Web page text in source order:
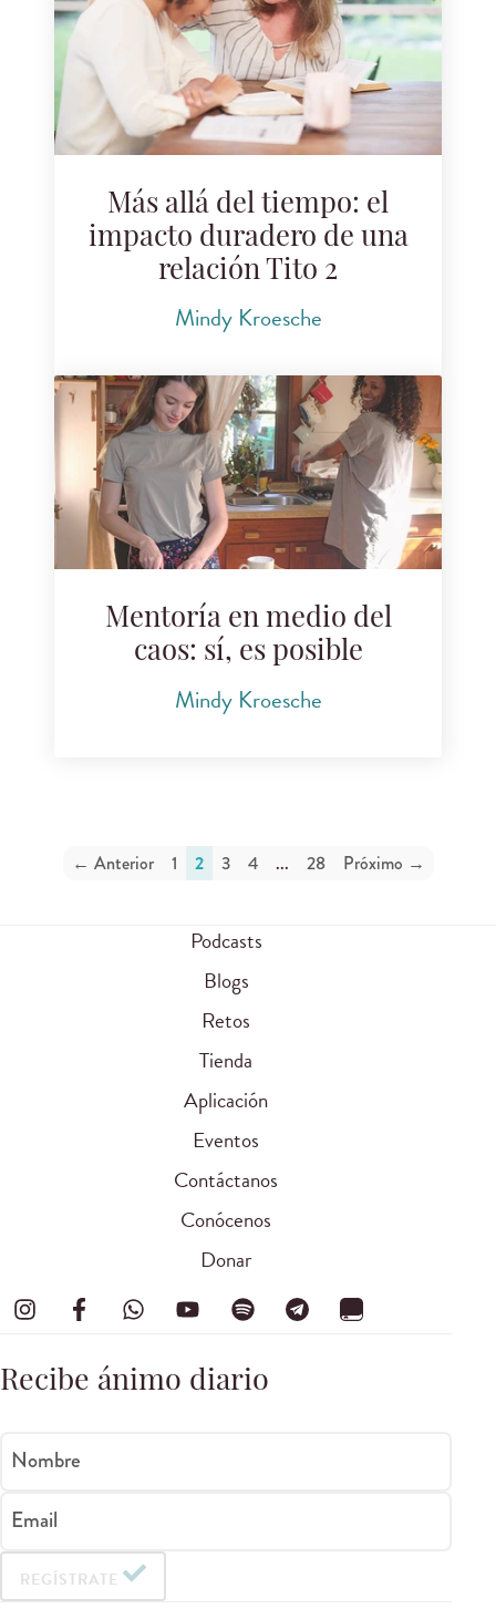
Más allá del tiempo: el
impacto duradero de una
relación Tito 2
Mindy Kroesche
Mentoría en medio del
caos: sí, es posible
Mindy Kroesche
← Anterior 1 2 3 4 ... 28 Próximo →
Podcasts
Blogs
Retos
Tienda
Aplicación
Eventos
Contáctanos
Conócenos
Donar
Recibe ánimo diario
Nombre
Email
REGÍSTRATE